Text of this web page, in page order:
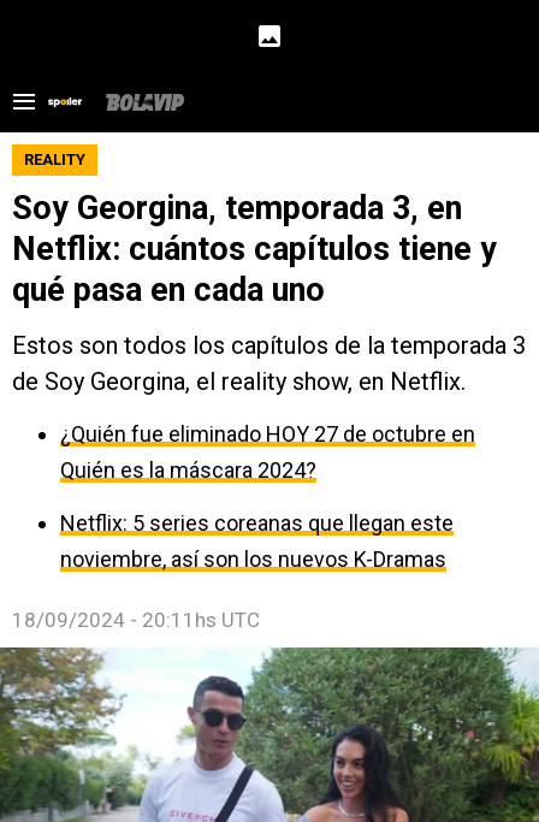
REALITY
Soy Georgina, temporada 3, en
Netflix: cuántos capítulos tiene y
qué pasa en cada uno
Estos son todos los capítulos de la temporada 3
de Soy Georgina, el reality show, en Netflix.
¿Quién fue eliminado HOY 27 de octubre en
Quién es la máscara 2024?
Netflix: 5 series coreanas que llegan este
noviembre, así son los nuevos K-Dramas
18/09/2024 - 20:11hs UTC